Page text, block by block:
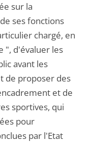
sur la
ses fonctions
chargé, en
", d'évaluer les
avant les
de proposer des
et de
sportives, qui
pour
par l'Etat